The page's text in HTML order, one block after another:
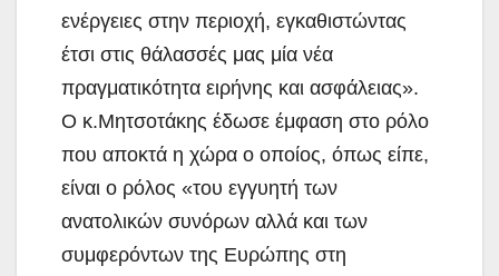
ενέργειες στην περιοχή, εγκαθιστώντας
έτσι στις θάλασσές μας μία νέα
πραγματικότητα ειρήνης και ασφάλειας».
Ο κ.Μητσοτάκης έδωσε έμφαση στο ρόλο
που αποκτά η χώρα ο οποίος, όπως είπε,
είναι ο ρόλος «του εγγυητή των
ανατολικών συνόρων αλλά και των
συμφερόντων της Ευρώπης στη